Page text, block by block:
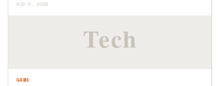
AUG 6, 2026
GAME